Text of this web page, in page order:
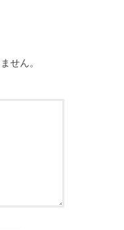
せん。